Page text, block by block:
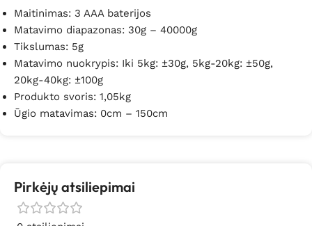
Maitinimas: 3 AAA baterijos
Matavimo diapazonas: 30g – 40000g
Tikslumas: 5g
Matavimo nuokrypis: Iki 5kg: ±30g, 5kg-20kg: ±50g,
20kg-40kg: ±100g
Produkto svoris: 1,05kg
Ūgio matavimas: 0cm – 150cm
Pirkėjų atsiliepimai